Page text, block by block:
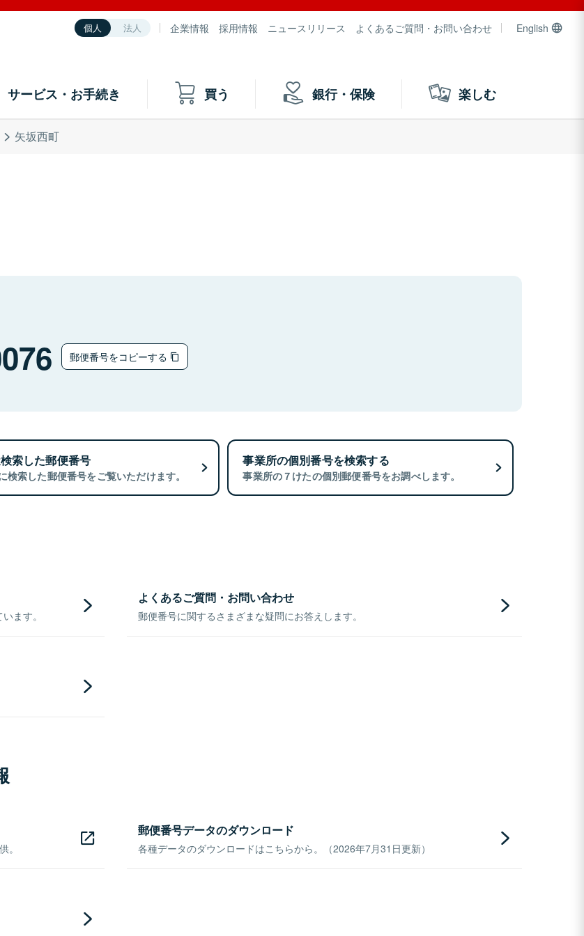
個人 法人 企業情報 採用情報 ニュースリリース よくあるご質問・お問い合わせ English
サービス・お手続き 買う 銀行・保険 楽しむ
矢坂西町
郵便番号をコピーする
索した郵便番号
検索した郵便番号をご覧いただけます。
事業所の個別番号を検索する
事業所の７けたの個別郵便番号をお調べします。
ます。
よくあるご質問・お問い合わせ
郵便番号に関するさまざまな疑問にお答えします。
。
郵便番号データのダウンロード
各種データのダウンロードはこちらから。（2026年7月31日更新）